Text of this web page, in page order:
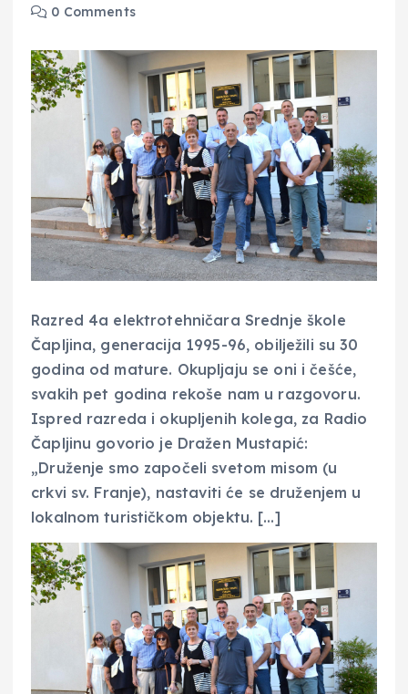
0 Comments
Razred 4a elektrotehničara Srednje škole
Čapljina, generacija 1995-96, obilježili su 30
godina od mature. Okupljaju se oni i češće,
svakih pet godina rekoše nam u razgovoru.
Ispred razreda i okupljenih kolega, za Radio
Čapljinu govorio je Dražen Mustapić:
„Druženje smo započeli svetom misom (u
crkvi sv. Franje), nastaviti će se druženjem u
lokalnom turističkom objektu. […]